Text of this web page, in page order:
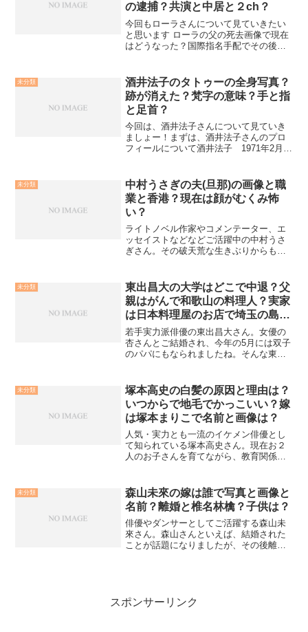
の逮捕？共演と中居と２ch？
今回もローラさんについて見ていきたい
と思います ローラの父の死去画像で現在
はどうなった？国際指名手配でその後の
が、現在はどうなったのか見ていきたい
と思います。まず、世間...
未分類
酒井法子のタトゥーの全身写真？
跡が消えた？梵字の意味？手と指
と足首？
今回は、酒井法子さんについて見ていき
ましょー！まずは、酒井法子さんのプロ
フィールについて酒井法子 1971年2月
コロン・イメージガール・コンテスト」
に出場。グラ...
未分類
中村うさぎの夫(旦那)の画像と職
業と香港？現在は顔がむくみ怖
い？
ライトノベル作家やコメンテーター、エ
ッセイストなどなどご活躍中の中村うさ
ぎさん。その破天荒な生きぶりからも話
についてなどを調べてみました。中村う
さぎの夫(旦那)の画像と...
未分類
東出昌大の大学はどこで中退？父
親はがんで和歌山の料理人？実家
は日本料理屋のお店で埼玉の島
忠？
若手実力派俳優の東出昌大さん。女優の
杏さんとご結婚され、今年の5月には双子
のパパにもなられましたね。そんな東出
いて調べてみました。東出昌大の大学は
どこで中退？東出昌大さ...
未分類
塚本高史の白髪の原因と理由は？
いつからで地毛でかっこいい？嫁
は塚本まりこで名前と画像は？
人気・実力とも一流のイケメン俳優とし
て知られている塚本高史さん。現在お２
人のお子さんを育てながら、教育関係の
高史さんの気になる噂を見ていきたいと
思いますがその前に簡単...
未分類
森山未來の嫁は誰で写真と画像と
名前？離婚と椎名林檎？子供は？
俳優やダンサーとしてご活躍する森山未
來さん。森山さんといえば、結婚された
ことが話題になりましたが、その後離婚
スポンサーリンク